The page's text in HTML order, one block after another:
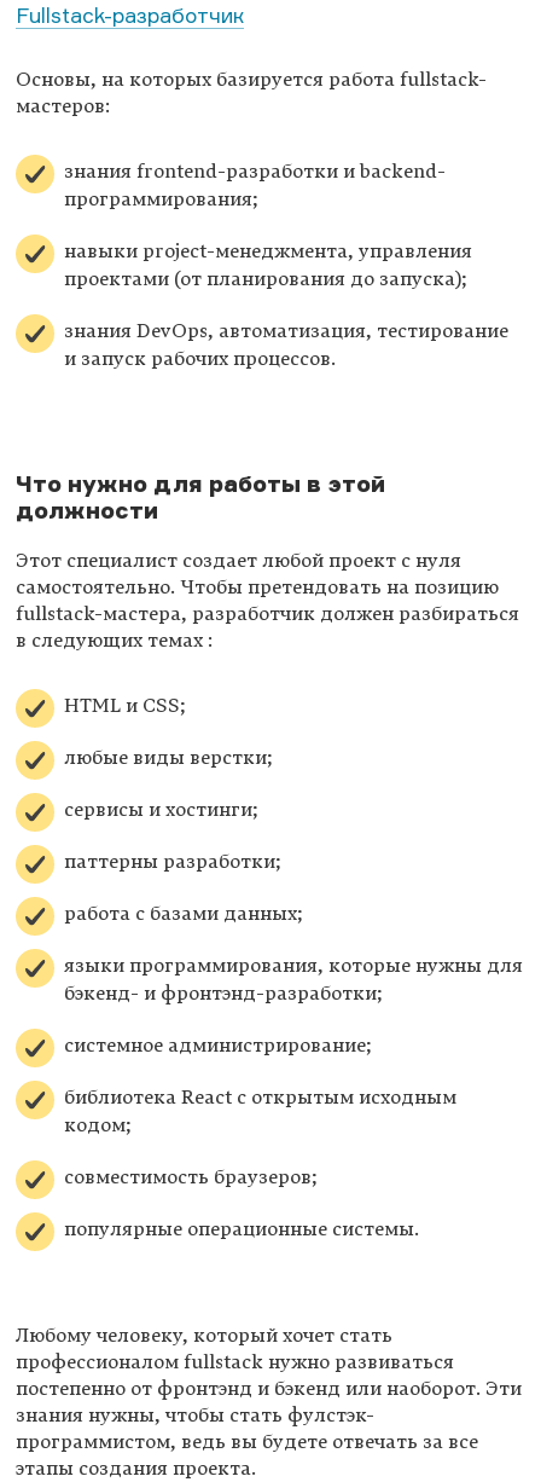
Fullstack-разработчик
Основы, на которых базируется работа fullstack-
мастеров:
знания frontend-разработки и backend-
программирования;
навыки project-менеджмента, управления
проектами (от планирования до запуска);
знания DevOps, автоматизация, тестирование
и запуск рабочих процессов.
Что нужно для работы в этой
должности
Этот специалист создает любой проект с нуля
самостоятельно. Чтобы претендовать на позицию
fullstack-мастера, разработчик должен разбираться
в следующих темах :
HTML и СSS;
любые виды верстки;
сервисы и хостинги;
паттерны разработки;
работа с базами данных;
языки программирования, которые нужны для
бэкенд- и фронтэнд-разработки;
системное администрирование;
библиотека React с открытым исходным
кодом;
совместимость браузеров;
популярные операционные системы.
Любому человеку, который хочет стать
профессионалом fullstack нужно развиваться
постепенно от фронтэнд и бэкенд или наоборот. Эти
знания нужны, чтобы стать фулстэк-
программистом, ведь вы будете отвечать за все
этапы создания проекта.